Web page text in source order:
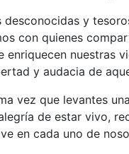
desconocidas y
con quienes
enriquecen nuestras
y audacia de
vez que levantes
de estar vivo,
en cada uno de